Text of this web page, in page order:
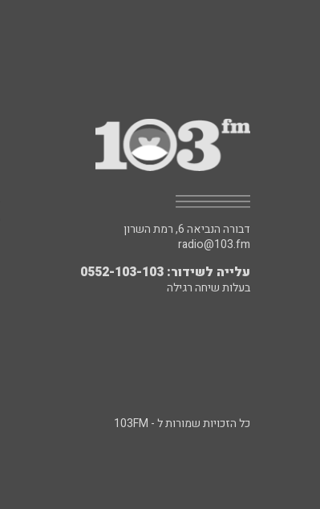
דבורה הנביאה 6, רמת השרון
radio@103.fm
עלייה לשידור: 0552-103-103
בעלות שיחה רגילה
כל הזכויות שמורות ל - 103FM